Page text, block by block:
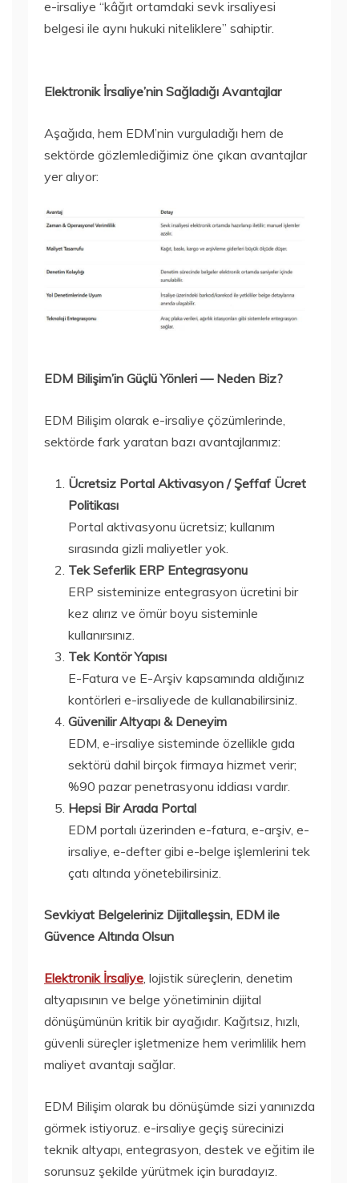
e-irsaliye “kâğıt ortamdaki sevk irsaliyesi
belgesi ile aynı hukuki niteliklere” sahiptir.
Elektronik İrsaliye’nin Sağladığı Avantajlar
Aşağıda, hem EDM’nin vurguladığı hem de
sektörde gözlemlediğimiz öne çıkan avantajlar
yer alıyor:
EDM Bilişim’in Güçlü Yönleri — Neden Biz?
EDM Bilişim olarak e-irsaliye çözümlerinde,
sektörde fark yaratan bazı avantajlarımız:
Ücretsiz Portal Aktivasyon / Şeffaf Ücret
Politikası
Portal aktivasyonu ücretsiz; kullanım
sırasında gizli maliyetler yok.
Tek Seferlik ERP Entegrasyonu
ERP sisteminize entegrasyon ücretini bir
kez alırız ve ömür boyu sisteminle
kullanırsınız.
Tek Kontör Yapısı
E-Fatura ve E-Arşiv kapsamında aldığınız
kontörleri e-irsaliyede de kullanabilirsiniz.
Güvenilir Altyapı & Deneyim
EDM, e-irsaliye sisteminde özellikle gıda
sektörü dahil birçok firmaya hizmet verir;
%90 pazar penetrasyonu iddiası vardır.
Hepsi Bir Arada Portal
EDM portalı üzerinden e-fatura, e-arşiv, e-
irsaliye, e-defter gibi e-belge işlemlerini tek
çatı altında yönetebilirsiniz.
Sevkiyat Belgeleriniz Dijitalleşsin, EDM ile
Güvence Altında Olsun
Elektronik İrsaliye, lojistik süreçlerin, denetim
altyapısının ve belge yönetiminin dijital
dönüşümünün kritik bir ayağıdır. Kağıtsız, hızlı,
güvenli süreçler işletmenize hem verimlilik hem
maliyet avantajı sağlar.
EDM Bilişim olarak bu dönüşümde sizi yanınızda
görmek istiyoruz. e-irsaliye geçiş sürecinizi
teknik altyapı, entegrasyon, destek ve eğitim ile
sorunsuz şekilde yürütmek için buradayız.